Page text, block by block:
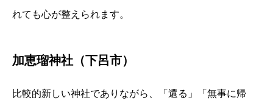
れても心が整えられます。
加恵瑠神社（下呂市）
比較的新しい神社でありながら、「還る」「無事に帰